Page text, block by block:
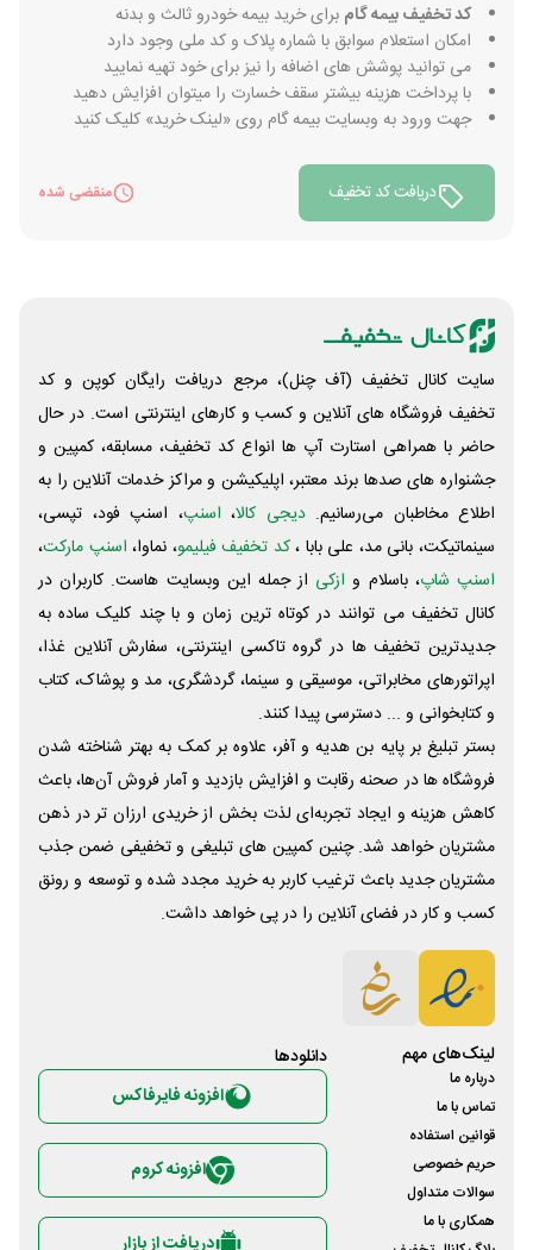
کد تخفیف بیمه گام برای خرید بیمه خودرو ثالث و بدنه
امکان استعلام سوابق با شماره پلاک و کد ملی وجود دارد
می توانید پوشش های اضافه را نیز برای خود تهیه نمایید
با پرداخت هزینه بیشتر سقف خسارت را میتوان افزایش دهید
جهت ورود به وبسایت بیمه گام روی «لینک خرید» کلیک کنید
دریافت کد تخفیف منقضی شده
سایت کانال تخفیف (آف چنل)، مرجع دریافت رایگان کوپن و کد
تخفیف فروشگاه های آنلاین و کسب و‌ کارهای اینترنتی است. در حال
حاضر با همراهی استارت آپ ها انواع کد تخفیف، مسابقه، کمپین و
جشنواره های صدها برند معتبر، اپلیکیشن و مراکز خدمات آنلاین را به
اطلاع مخاطبان می‌رسانیم. دیجی کالا، اسنپ، اسنپ فود، تپسی،
سینماتیکت، بانی مد، علی‌ بابا ،کد تخفیف فیلیمو، نماوا، اسنپ مارکت،
اسنپ شاپ، باسلام و ازکی از جمله این وبسایت ‌هاست. کاربران در
کانال تخفیف می توانند در کوتاه ترین زمان و با چند کلیک ساده به
جدیدترین تخفیف ها در گروه تاکسی اینترنتی، سفارش آنلاین غذا،
اپراتورهای مخابراتی، موسیقی و سینما، گردشگری، مد و پوشاک، کتاب
و کتابخوانی و ... دسترسی پیدا کنند.
بستر تبلیغ بر پایه بن هدیه و آفر، علاوه بر کمک به بهتر شناخته شدن
فروشگاه ها در صحنه رقابت و افزایش بازدید و آمار فروش آن‌ها، باعث
کاهش هزینه و ایجاد تجربه‌ای لذت بخش از خریدی ارزان تر در ذهن
مشتریان خواهد شد. چنین کمپین های تبلیغی و تخفیفی ضمن جذب
مشتریان جدید باعث ترغیب کاربر به خرید مجدد شده و توسعه و رونق
کسب و کار در فضای آنلاین را در پی خواهد داشت.
لینک‌های مهم
درباره ما
تماس با ما
قوانین استفاده
حریم خصوصی
سوالات متداول
همکاری با ما
دانلود‌ها
افزونه فایرفاکس
افزونه کروم
دریافت از بازار